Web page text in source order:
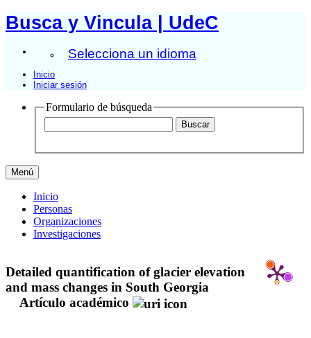
Busca y Vincula | UdeC
Selecciona un idioma
Inicio
Iniciar sesión
Formulario de búsqueda
Menú
Inicio
Personas
Organizaciones
Investigaciones
Detailed quantification of glacier elevation
and mass changes in South Georgia
Artículo académico